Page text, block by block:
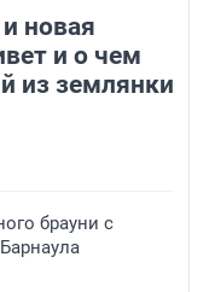
новая
и о чем
из землянки
брауни с